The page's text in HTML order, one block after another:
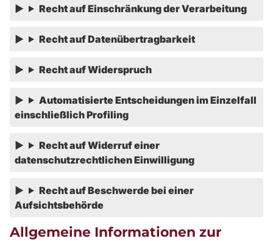
Recht auf Einschränkung der Verarbeitung
Recht auf Datenübertragbarkeit
Recht auf Widerspruch
Automatisierte Entscheidungen im Einzelfall
einschließlich Profiling
Recht auf Widerruf einer
datenschutzrechtlichen Einwilligung
Recht auf Beschwerde bei einer
Aufsichtsbehörde
Allgemeine Informationen zur